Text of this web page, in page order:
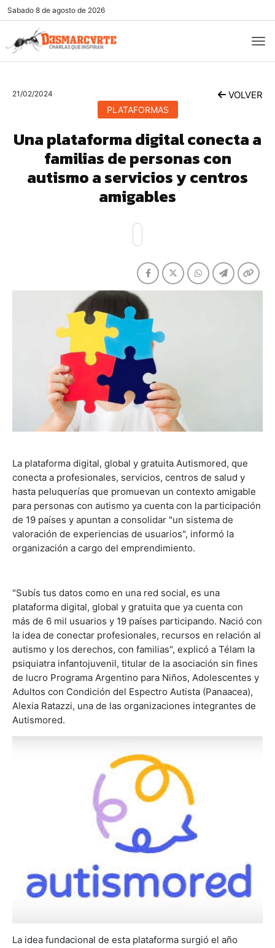
Sabado 8 de agosto de 2026
21/02/2024 VOLVER
PLATAFORMAS
Una plataforma digital conecta a
familias de personas con
autismo a servicios y centros
amigables
La plataforma digital, global y gratuita Autismored, que
conecta a profesionales, servicios, centros de salud y
hasta peluquerías que promuevan un contexto amigable
para personas con autismo ya cuenta con la participación
de 19 países y apuntan a consolidar "un sistema de
valoración de experiencias de usuarios", informó la
organización a cargo del emprendimiento.
"Subís tus datos como en una red social, es una
plataforma digital, global y gratuita que ya cuenta con
más de 6 mil usuarios y 19 países participando. Nació con
la idea de conectar profesionales, recursos en relación al
autismo y los derechos, con familias", explicó a Télam la
psiquiatra infantojuvenil, titular de la asociación sin fines
de lucro Programa Argentino para Niños, Adolescentes y
Adultos con Condición del Espectro Autista (Panaacea),
Alexia Ratazzi, una de las organizaciones integrantes de
Autismored.
La idea fundacional de esta plataforma surgió el año